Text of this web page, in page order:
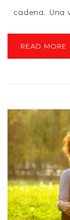
cadena. Una
READ MORE